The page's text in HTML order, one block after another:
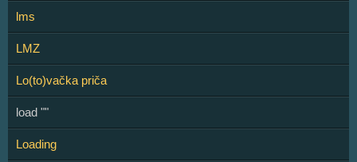
lms
LMZ
Lo(to)vačka priča
load ""
Loading